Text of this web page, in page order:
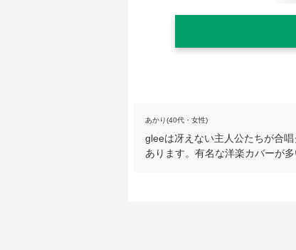
あかり(40代・女性)
gleeは冴えない主人公たちが合
あります。有名な洋楽カバーが